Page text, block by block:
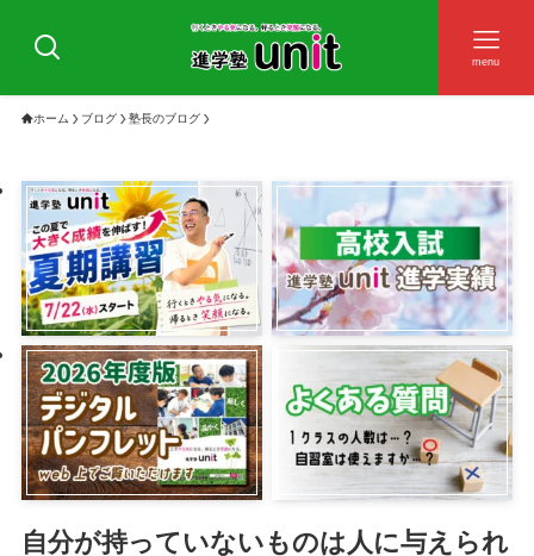
menu
ホーム ブログ 塾長のブログ
自分が持っていないものは人に与えられ